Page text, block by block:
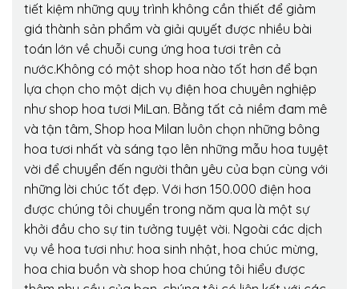
tiết kiệm những quy trình không cần thiết để giảm
giá thành sản phẩm và giải quyết được nhiều bài
toán lớn về chuỗi cung ứng hoa tươi trên cả
nước.Không có một shop hoa nào tốt hơn để bạn
lựa chọn cho một dịch vụ điện hoa chuyên nghiệp
như shop hoa tươi MiLan. Bằng tất cả niềm đam mê
và tận tâm, Shop hoa Milan luôn chọn những bông
hoa tươi nhất và sáng tạo lên những mẫu hoa tuyệt
vời để chuyển đến người thân yêu của bạn cùng với
những lời chúc tốt đẹp. Với hơn 150.000 điện hoa
được chúng tôi chuyển trong năm qua là một sự
khởi đầu cho sự tin tưởng tuyệt vời. Ngoài các dịch
vụ về hoa tươi như: hoa sinh nhật, hoa chúc mừng,
hoa chia buồn và shop hoa chúng tôi hiểu được